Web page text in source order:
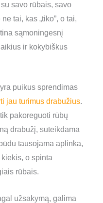
savo rūbais, savo
tai, kas „tiko”, o tai,
sąmoningesnį
ir kokybiškus
puikus sprendimas
jau turimus drabužius.
pakoreguoti rūbų
drabužį, suteikdama
tausojama aplinka,
o spinta
rūbais.
užsakymą, galima